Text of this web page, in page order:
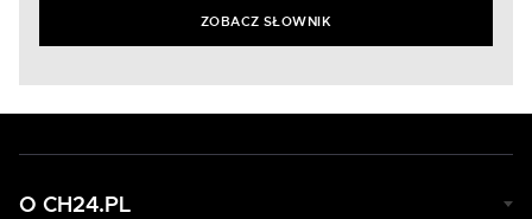
ZOBACZ SŁOWNIK
O CH24.PL